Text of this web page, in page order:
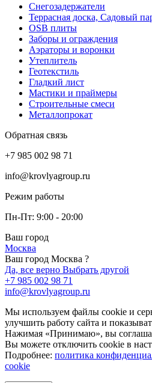
Снегозадержатели
Террасная доска, Садовый
OSB плиты
Заборы и ограждения
Аэраторы и воронки
Утеплитель
Геотекстиль
Гладкий лист
Мастики и праймеры
Строительные смеси
Металлопрокат
Обратная связь
+7 985 002 98 71
info@krovlyagroup.ru
Режим работы
Пн-Пт: 9:00 - 20:00
Ваш город
Москва
Ваш город Москва ?
Да, все верно Выбрать другой
+7 985 002 98 71
info@krovlyagroup.ru
Мы используем файлы cookie и
улучшить работу сайта и
Нажимая «Принимаю», вы
Вы можете отключить cookie в
Подробнее: политика
cookie